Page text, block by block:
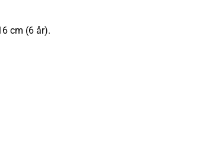
cm (6 år).